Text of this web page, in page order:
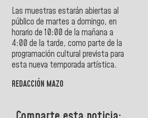
Las muestras estarán abiertas al
público de martes a domingo, en
horario de 10:00 de la mañana a
4:00 de la tarde, como parte de la
programación cultural prevista para
esta nueva temporada artística.
REDACCIÓN MAZO